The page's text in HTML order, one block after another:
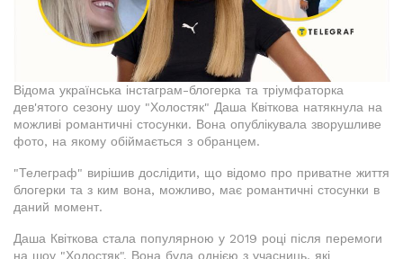
Відома українська інстаграм-блогерка та тріумфаторка
дев'ятого сезону шоу "Холостяк" Даша Квіткова натякнула на
можливі романтичні стосунки. Вона опублікувала зворушливе
фото, на якому обіймається з обранцем.
"Телеграф" вирішив дослідити, що відомо про приватне життя
блогерки та з ким вона, можливо, має романтичні стосунки в
даний момент.
Даша Квіткова стала популярною у 2019 році після перемоги
на шоу "Холостяк". Вона була однією з учасниць, які